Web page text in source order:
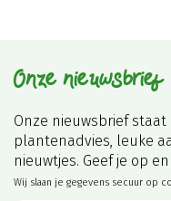
Onze nieuwsbrief
Onze nieuwsbrief
plantenadvies, leuke
nieuwtjes. Geef je op
Wij slaan je gegevens secuur op